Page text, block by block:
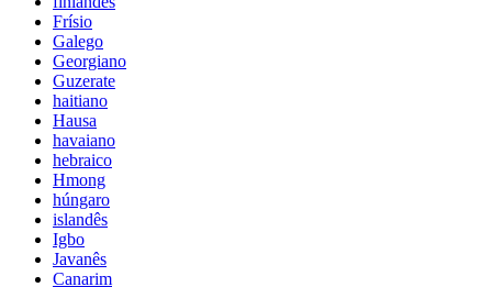
Frísio
Galego
Georgiano
Guzerate
haitiano
Hausa
havaiano
hebraico
Hmong
húngaro
islandês
Igbo
Javanês
Canarim